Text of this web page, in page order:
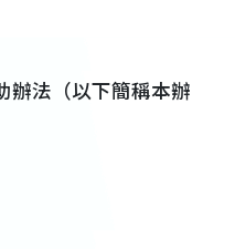
法（以下簡稱本辦